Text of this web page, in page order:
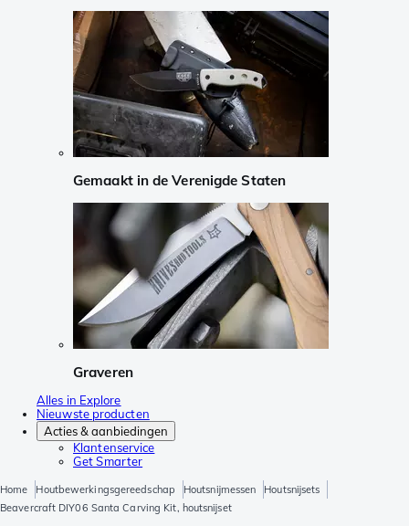
Gemaakt in de Verenigde Staten
Graveren
Alles in Explore
Nieuwste producten
Acties & aanbiedingen
Klantenservice
Get Smarter
Home Houtbewerkingsgereedschap Houtsnijmessen
Houtsnijsets
Beavercraft DIY06 Santa Carving Kit, houtsnijset